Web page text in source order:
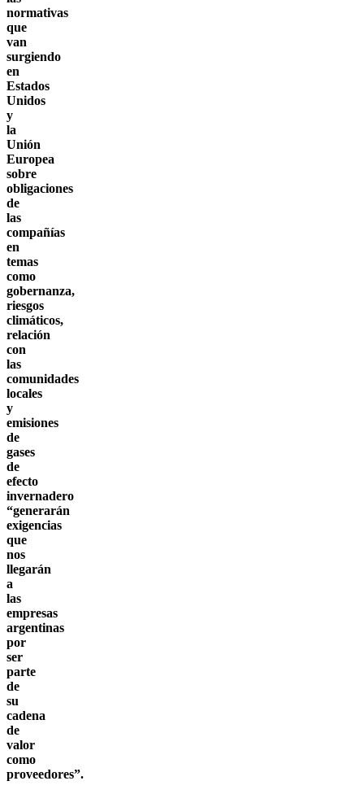
normativas
que
van
surgiendo
en
Estados
Unidos
y
la
Unión
Europea
sobre
obligaciones
de
las
compañías
en
temas
como
gobernanza,
riesgos
climáticos,
relación
con
las
comunidades
locales
y
emisiones
de
gases
de
efecto
invernadero
“generarán
exigencias
que
nos
llegarán
a
las
empresas
argentinas
por
ser
parte
de
su
cadena
de
valor
como
proveedores”.